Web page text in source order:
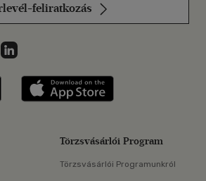
feliratkozás
on
az Instagramon
Libri a LinkedInen
Libri applikáció Szerezd meg: Google
Törzsvásárlói Program
Törzsvásárlói Programunkról